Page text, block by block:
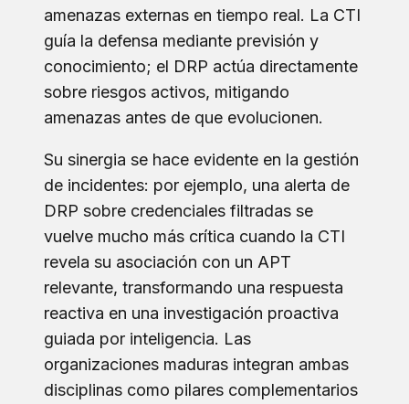
amenazas externas en tiempo real. La CTI
guía la defensa mediante previsión y
conocimiento; el DRP actúa directamente
sobre riesgos activos, mitigando
amenazas antes de que evolucionen.
Su sinergia se hace evidente en la gestión
de incidentes: por ejemplo, una alerta de
DRP sobre credenciales filtradas se
vuelve mucho más crítica cuando la CTI
revela su asociación con un APT
relevante, transformando una respuesta
reactiva en una investigación proactiva
guiada por inteligencia. Las
organizaciones maduras integran ambas
disciplinas como pilares complementarios